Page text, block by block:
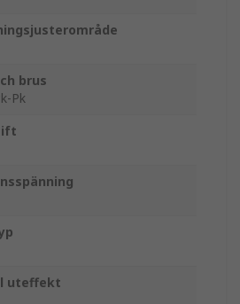
brus
Pk
uteffekt